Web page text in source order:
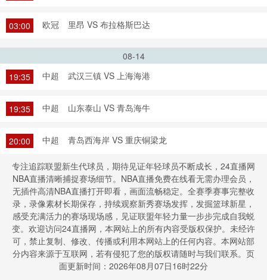
03:00 欧冠 里昂 VS 布拉格斯巴达
08-14
19:35
中超 武汉三镇 VS 上海海港
19:35 中超 山东泰山 VS 青岛海牛
20:00 中超 青岛西海岸 VS 重庆铜梁龙
专注追踪联盟新生代球员，期待见证年轻球员不断成长，24直播网
NBA直播清晰捕捉赛场细节。NBA直播免费在线看无需办理会员，
无插件高清NBA直播打开即看，画面流畅稳定。全赛季赛事完整收
录，录像素材长期保存，持续观察新秀赛场发挥，发掘篮球新星，
感受充满活力的赛场现场感，见证联盟年轻力量一步步完成自我蜕
变。欢迎访问24直播网，本网站上的所有内容受版权保护。未经许
可，禁止复制、修改、传播或利用本网站上的任何内容。本网站部
分内容来源于互联网，若有侵犯了您的版权请随时与我们联系。页
面更新时间：2026年08月07日16时22分